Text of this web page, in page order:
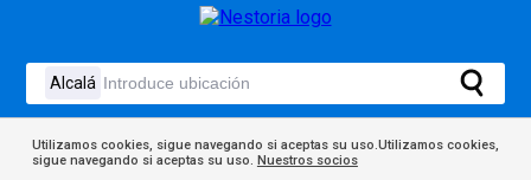
Utilizamos cookies, sigue navegando si aceptas su uso.Utilizamos cookies,
sigue navegando si aceptas su uso. Nuestros socios